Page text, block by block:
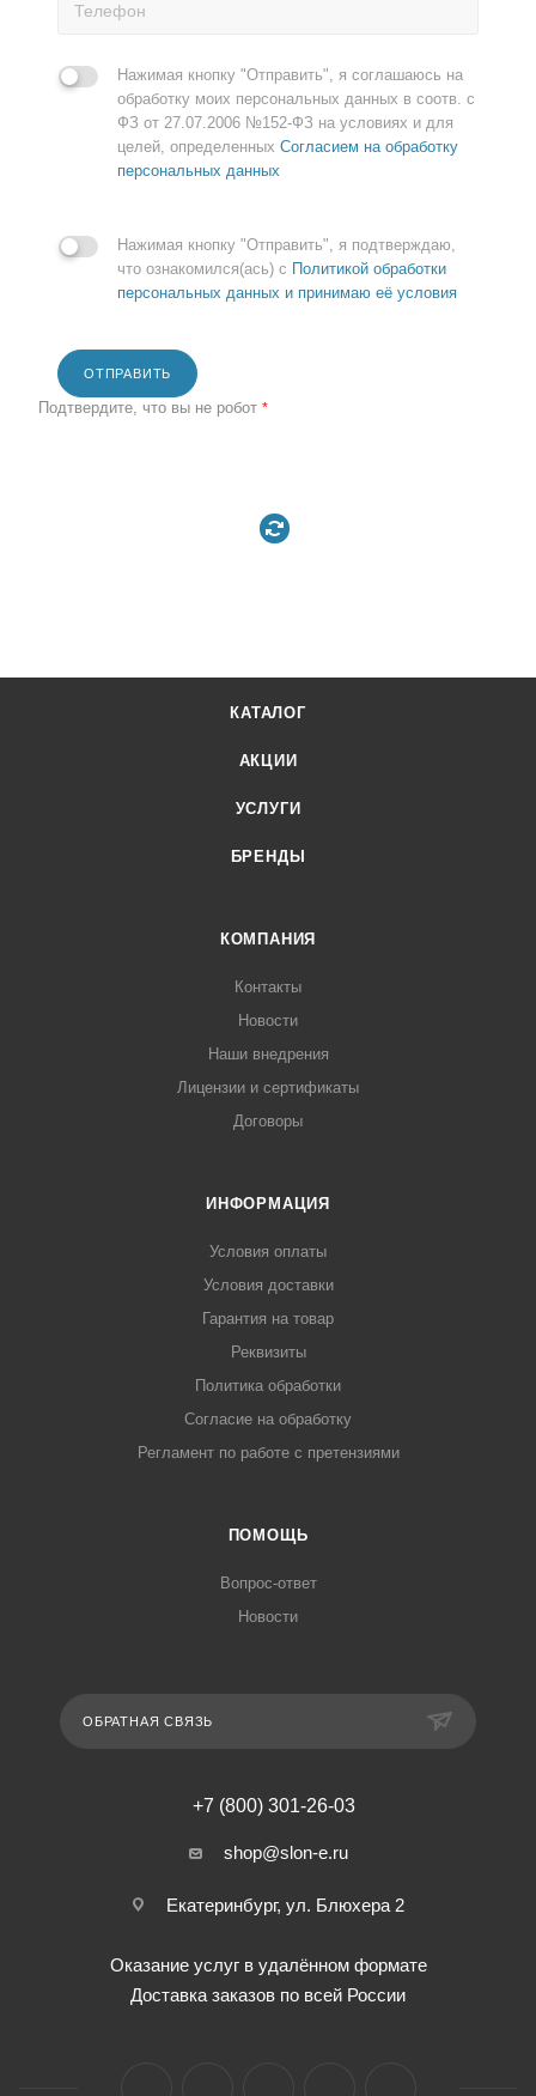
Нажимая кнопку "Отправить", я соглашаюсь на
обработку моих персональных данных в соотв. с
ФЗ от 27.07.2006 №152-ФЗ на условиях и для
целей, определенных Согласием на обработку
персональных данных
Нажимая кнопку "Отправить", я подтверждаю,
что ознакомился(ась) с Политикой обработки
персональных данных и принимаю её условия
ОТПРАВИТЬ
Подтвердите, что вы не робот *
КАТАЛОГ
АКЦИИ
УСЛУГИ
БРЕНДЫ
КОМПАНИЯ
Контакты
Новости
Наши внедрения
Лицензии и сертификаты
Договоры
ИНФОРМАЦИЯ
Условия оплаты
Условия доставки
Гарантия на товар
Реквизиты
Политика обработки
Согласие на обработку
Регламент по работе с претензиями
ПОМОЩЬ
Вопрос-ответ
Новости
ОБРАТНАЯ СВЯЗЬ
+7 (800) 301-26-03
shop@slon-e.ru
Екатеринбург, ул. Блюхера 2
Оказание услуг в удалённом формате
Доставка заказов по всей России